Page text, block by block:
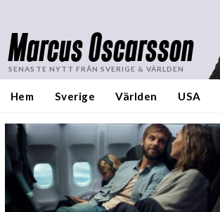
Marcus Oscarsson
SENASTE NYTT FRÅN SVERIGE & VÄRLDEN
Hem Sverige Världen USA